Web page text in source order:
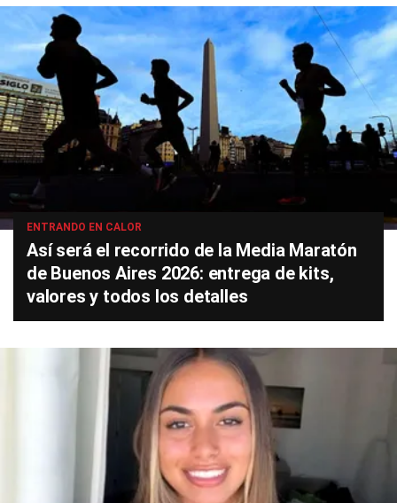
ENTRANDO EN CALOR
Así será el recorrido de la Media Maratón
de Buenos Aires 2026: entrega de kits,
valores y todos los detalles